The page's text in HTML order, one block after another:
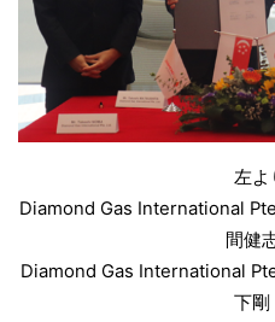
左よ
Diamond Gas International
間健
Diamond Gas International
下